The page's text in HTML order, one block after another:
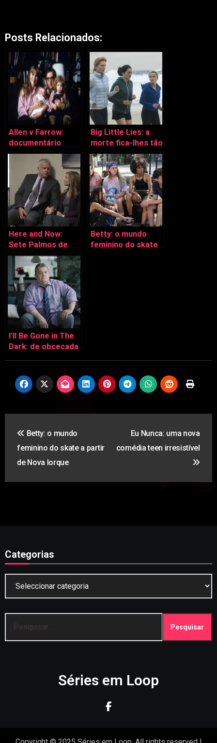
Posts Relacionados:
Allen v Farrow:
documentário
reforça
culpabilidade
Big Little Lies: a
morte fica-lhes tão
bem
Here and Now:
Sete Palmos de
Terra encontra
True Blood (e é tão
bom!)
Betty: o mundo
feminino do skate
I’ll Be Gone in The
Dark: de obcecada
de
artigos
Betty: o mundo
feminino do skate a partir
de Nova Iorque
Eu Nunca: uma nova
comédia teen irresistível
Categorias
por:
Séries em Loop